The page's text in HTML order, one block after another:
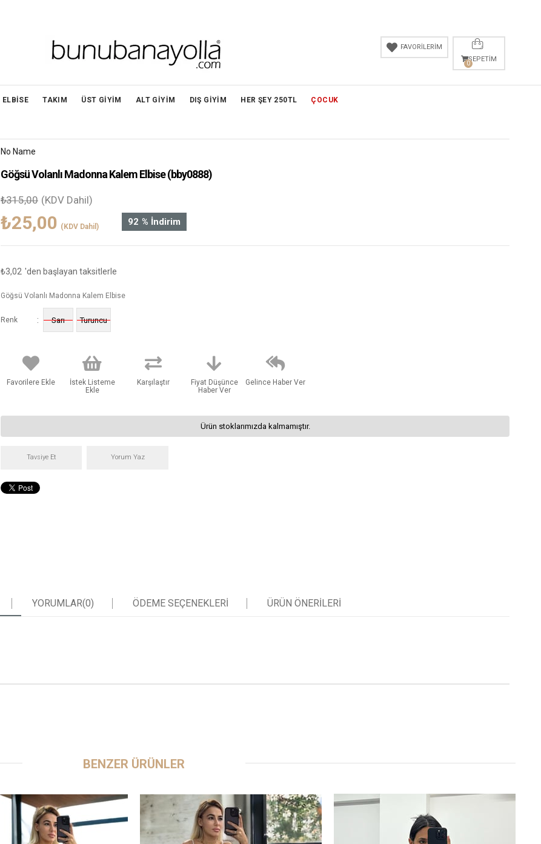
SEPETIM
0
FAVORİLERİM
ELBİSE TAKIM ÜST GİYİM ALT GİYİM DIŞ GİYİM HER ŞEY 250TL ÇOCUK
No Name
Göğsü Volanlı Madonna Kalem Elbise(bby0888)
%
92 İndirim
₺315,00 (KDV Dahil)
₺25,00 (KDV Dahil)
₺3,02 'den başlayan taksitlerle
Göğsü Volanlı Madonna Kalem Elbise
Renk : Sarı Turuncu
Favorilere Ekle
İstek Listeme
Ekle
Karşılaştır
Fiyat Düşünce
Haber Ver
Gelince Haber Ver
Ürün stoklarımızda kalmamıştır.
Tavsiye Et Yorum Yaz
YORUMLAR(0) ÖDEME SEÇENEKLERI ÜRÜN ÖNERILERI
BENZER ÜRÜNLER